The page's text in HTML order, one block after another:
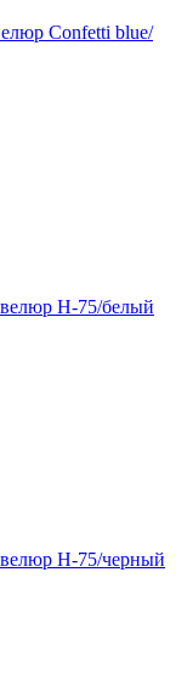
Confetti blue/
H-75/белый
H-75/черный